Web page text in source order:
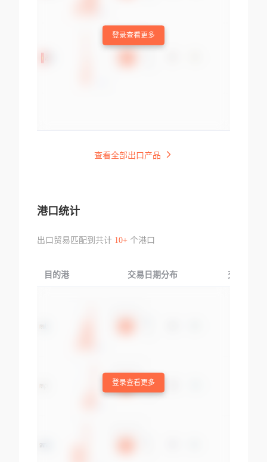
登录查看更多
查看全部出口产品
港口统计
出口贸易匹配到共计 10+个港口
目的港 交易日期分布 交易产品
登录查看更多